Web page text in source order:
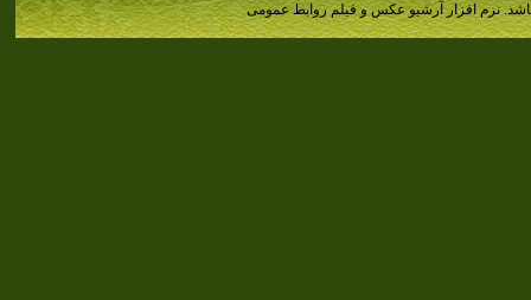
نرم افزار آرشیو عکس و فیلم روابط عمومی